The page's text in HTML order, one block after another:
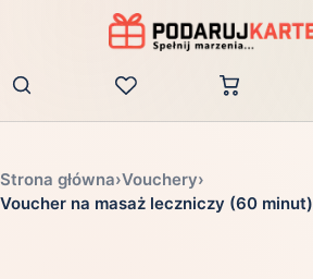
Strona główna›Vouchery›
Voucher na masaż leczniczy (60 minut)